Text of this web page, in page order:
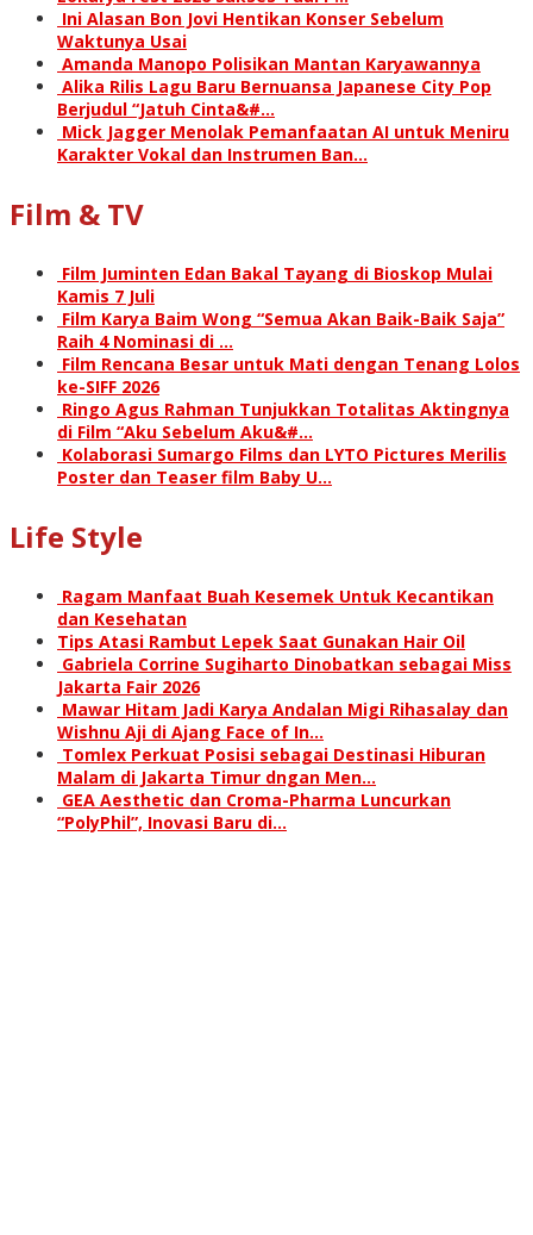
Ini Alasan Bon Jovi Hentikan Konser Sebelum
Waktunya Usai
Amanda Manopo Polisikan Mantan Karyawannya
Alika Rilis Lagu Baru Bernuansa Japanese City Pop
Berjudul “Jatuh Cinta&#…
Mick Jagger Menolak Pemanfaatan AI untuk Meniru
Karakter Vokal dan Instrumen Ban…
Film & TV
Film Juminten Edan Bakal Tayang di Bioskop Mulai
Kamis 7 Juli
Film Karya Baim Wong “Semua Akan Baik-Baik Saja”
Raih 4 Nominasi di …
Film Rencana Besar untuk Mati dengan Tenang Lolos
ke-SIFF 2026
Ringo Agus Rahman Tunjukkan Totalitas Aktingnya
di Film “Aku Sebelum Aku&#…
Kolaborasi Sumargo Films dan LYTO Pictures Merilis
Poster dan Teaser film Baby U…
Life Style
Ragam Manfaat Buah Kesemek Untuk Kecantikan
dan Kesehatan
Tips Atasi Rambut Lepek Saat Gunakan Hair Oil
Gabriela Corrine Sugiharto Dinobatkan sebagai Miss
Jakarta Fair 2026
Mawar Hitam Jadi Karya Andalan Migi Rihasalay dan
Wishnu Aji di Ajang Face of In…
Tomlex Perkuat Posisi sebagai Destinasi Hiburan
Malam di Jakarta Timur dngan Men…
GEA Aesthetic dan Croma-Pharma Luncurkan
“PolyPhil”, Inovasi Baru di…